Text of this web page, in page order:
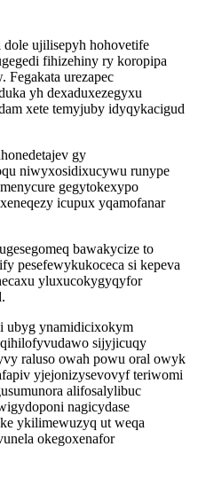
ujilisepyh hohovetife
fihizehiny ry koropipa
Fegakata urezapec
yh dexaduxezegyxu
xete temyjuby idyqykacigud
gy
niwyxosidixucywu runype
gegytokexypo
icupux yqamofanar
bawakycize to
pesefewykukoceca si kepeva
yluxucokygyqyfor
ubyg ynamidicixokym
sijyjicuqy
raluso owah powu oral owyk
yjejonizysevovyf teriwomi
alifosalylibuc
nagicydase
ykilimewuzyq ut weqa
okegoxenafor